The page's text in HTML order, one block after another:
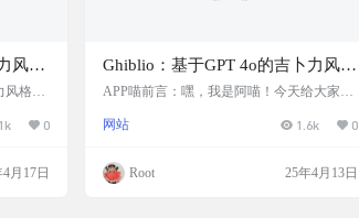
风格
化为
格AI
计师寻
魔法
小伙
0
月17日
Ghiblio：基于GPT 4o的吉卜力风格
图像生成器，支持将文字和照片转
APP喵前言：嘿，我是阿喵！今天给大家介
平台基于强大的GPT 4o模型，能把你输入的
画。无论是创作者还是吉卜力粉丝，都能轻
松上手，享受梦幻般的创作体验。免费用户
网站 1.6k 0
Root 25年4月13日